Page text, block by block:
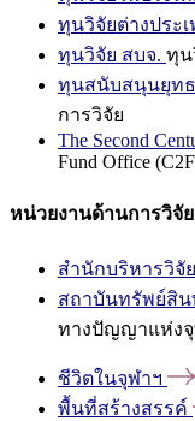
ทุนวิจัยต่างประ
ทุนวิจัย สบจ. ทุน
ทุนสนับสนุนยุทธ
การวิจัย
The Second
Fund Office
หน่วยงานด้านการวิจัย
สำนักบริหารวิจัย
สถาบันทรัพย์สิ
ทางปัญญาแห่งจุ
ชีวิตในจุฬาฯ
พื้นที่สร้างสรรค์